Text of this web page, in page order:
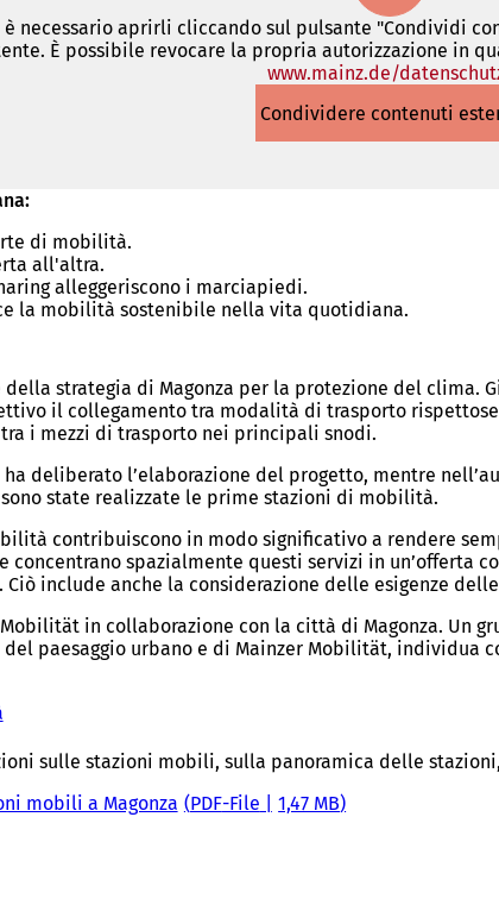
necessario aprirli cliccando sul pulsante "Condividi
È possibile revocare la propria autorizzazione in
www.mainz.de/
Condividere contenuti
di mobilità.
all'altra.
alleggeriscono i marciapiedi.
la mobilità sostenibile nella vita quotidiana.
strategia di Magonza per la protezione del clima.
il collegamento tra modalità di trasporto
i mezzi di trasporto nei principali snodi.
deliberato l’elaborazione del progetto, mentre
state realizzate le prime stazioni di mobilità.
contribuiscono in modo significativo a rendere
concentrano spazialmente questi servizi in
include anche la considerazione delle esigenze
in collaborazione con la città di Magonza. Un
paesaggio urbano e di Mainzer Mobilität, individua
i
p
sulle stazioni mobili, sulla panoramica delle
mobili a Magonza
PDF-File 1,47 MB